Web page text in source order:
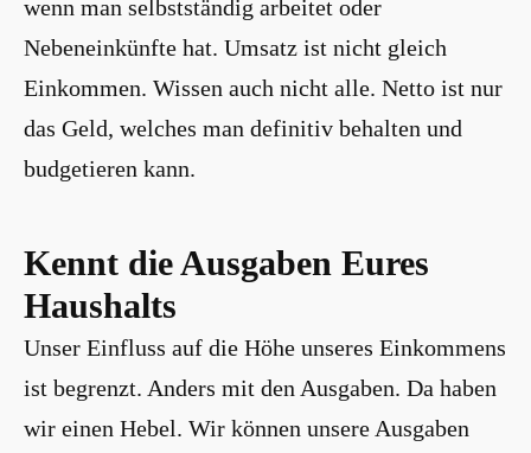
wenn man selbstständig arbeitet oder
Nebeneinkünfte hat. Umsatz ist nicht gleich
Einkommen. Wissen auch nicht alle. Netto ist nur
das Geld, welches man definitiv behalten und
budgetieren kann.
Kennt die Ausgaben Eures
Haushalts
Unser Einfluss auf die Höhe unseres Einkommens
ist begrenzt. Anders mit den Ausgaben. Da haben
wir einen Hebel. Wir können unsere Ausgaben